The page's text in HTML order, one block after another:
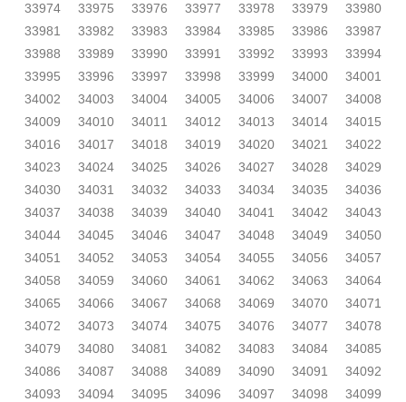
33974
33975 33976 33977 33978 33979
33980
33981
33982 33983 33984 33985 33986
33987
33988
33989 33990 33991 33992 33993
33994
33995
33996 33997 33998 33999 34000
34001
34002
34003 34004 34005 34006 34007
34008
34009
34010 34011 34012 34013 34014
34015
34016
34017 34018 34019 34020 34021
34022
34023
34024 34025 34026 34027 34028
34029
34030
34031 34032 34033 34034 34035
34036
34037
34038 34039 34040 34041 34042
34043
34044
34045 34046 34047 34048 34049
34050
34051
34052 34053 34054 34055 34056
34057
34058
34059 34060 34061 34062 34063
34064
34065
34066 34067 34068 34069 34070
34071
34072
34073 34074 34075 34076 34077
34078
34079
34080 34081 34082 34083 34084
34085
34086
34087 34088 34089 34090 34091
34092
34093
34094 34095 34096 34097 34098
34099